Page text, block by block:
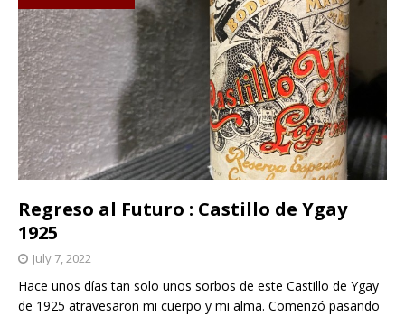
Regreso al Futuro : Castillo de Ygay
1925
July 7, 2022
Hace unos días tan solo unos sorbos de este Castillo de Ygay
de 1925 atravesaron mi cuerpo y mi alma. Comenzó pasando